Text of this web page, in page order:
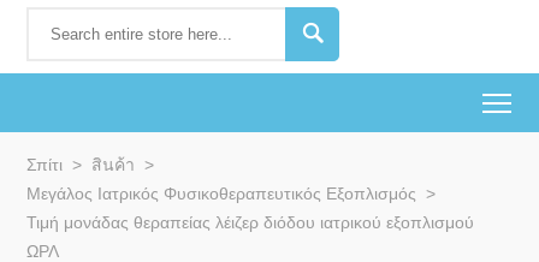

Σπίτι > สินค้า >
Μεγάλος Ιατρικός Φυσικοθεραπευτικός Εξοπλισμός >
Τιμή μονάδας θεραπείας λέιζερ διόδου ιατρικού εξοπλισμού
ΩΡΛ